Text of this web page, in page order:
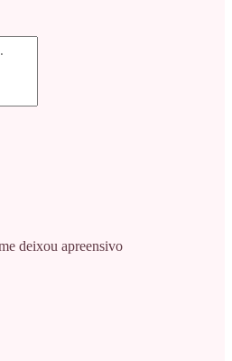
deixou apreensivo